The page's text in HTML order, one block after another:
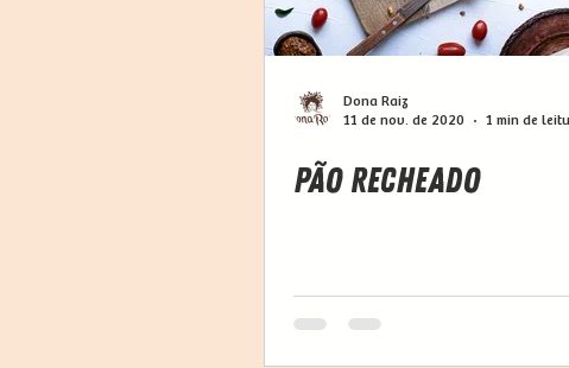
Dona Raiz
11 de nov. de 2020
1 min de
Pão Recheado